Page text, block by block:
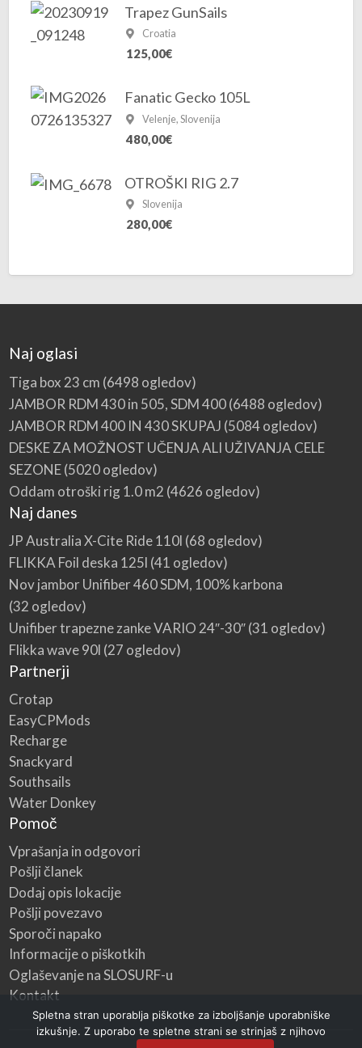
Trapez GunSails
Croatia
125,00€
Fanatic Gecko 105L
Velenje, Slovenija
480,00€
OTROŠKI RIG 2.7
Slovenija
280,00€
Naj oglasi
Tiga box 23 cm (6498 ogledov)
JAMBOR RDM 430 in 505, SDM 400(6488 ogledov)
JAMBOR RDM 400 IN 430 SKUPAJ (5084 ogledov)
DESKE ZA MOŽNOST UČENJA ALI UŽIVANJA CELE
SEZONE(5020 ogledov)
Oddam otroški rig 1.0 m2 (4626 ogledov)
Naj danes
JP Australia X-Cite Ride 110l (68 ogledov)
FLIKKA Foil deska 125l (41 ogledov)
Nov jambor Unifiber 460 SDM, 100% karbona
(32 ogledov)
Unifiber trapezne zanke VARIO 24″-30″(31 ogledov)
Flikka wave 90l (27 ogledov)
Partnerji
Crotap
EasyCPMods
Recharge
Snackyard
Southsails
Water Donkey
Pomoč
Vprašanja in odgovori
Pošlji članek
Dodaj opis lokacije
Pošlji povezavo
Sporoči napako
Informacije o piškotkih
Oglaševanje na SLOSURF-u
Kontakt
Spletna stran uporablja piškotke za izboljšanje uporabniške
izkušnje. Z uporabo te spletne strani se strinjaš z njihovo